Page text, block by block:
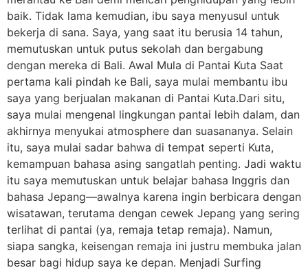
baik. Tidak lama kemudian, ibu saya menyusul untuk
bekerja di sana. Saya, yang saat itu berusia 14 tahun,
memutuskan untuk putus sekolah dan bergabung
dengan mereka di Bali. Awal Mula di Pantai Kuta Saat
pertama kali pindah ke Bali, saya mulai membantu ibu
saya yang berjualan makanan di Pantai Kuta.Dari situ,
saya mulai mengenal lingkungan pantai lebih dalam, dan
akhirnya menyukai atmosphere dan suasananya. Selain
itu, saya mulai sadar bahwa di tempat seperti Kuta,
kemampuan bahasa asing sangatlah penting. Jadi waktu
itu saya memutuskan untuk belajar bahasa Inggris dan
bahasa Jepang—awalnya karena ingin berbicara dengan
wisatawan, terutama dengan cewek Jepang yang sering
terlihat di pantai (ya, remaja tetap remaja). Namun,
siapa sangka, keisengan remaja ini justru membuka jalan
besar bagi hidup saya ke depan. Menjadi Surfing